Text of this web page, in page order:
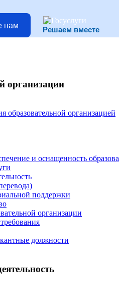
нам Решаем вместе
организации
образовательной организацией
и оснащенность
поддержки
организации
должности